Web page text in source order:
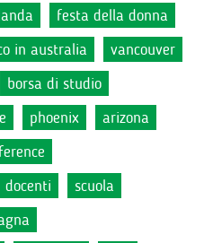
festa della donna
in australia
vancouver
borsa di studio
phoenix
arizona
docenti
scuola